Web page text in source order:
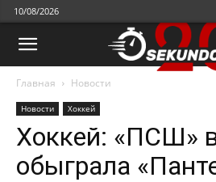
10/08/2026
Главная Новости
Новости Хоккей
Хоккей: «ПСШ»
обыграла